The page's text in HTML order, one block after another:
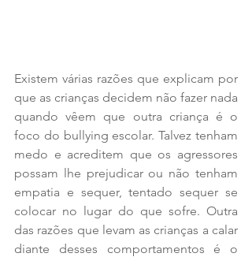
Existem várias razões que explicam por
que as crianças decidem não fazer nada
quando vêem que outra criança é o
foco do bullying escolar. Talvez tenham
medo e acreditem que os agressores
possam lhe prejudicar ou não tenham
empatia e sequer, tentado sequer se
colocar no lugar do que sofre. Outra
das razões que levam as crianças a calar
diante desses comportamentos é o